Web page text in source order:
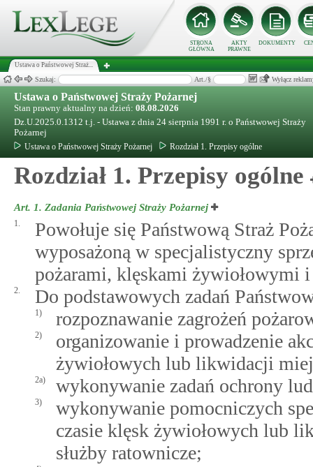
STRONA
GŁÓWNA
AKTY
PRAWNE
DOKUMENTY
Ustawa o Państwowej Straż...
Szukaj: Art./§ Wyłącz
Ustawa o Państwowej Straży Pożarnej
Stan prawny aktualny na dzień: 08.08.2026
Dz.U.2025.0.1312 t.j. - Ustawa z dnia 24 sierpnia 1991 r. o Państwowej Straży
Pożarnej
Ustawa o Państwowej Straży Pożarnej
Rozdział 1. Przepisy ogólne
Rozdział 1. Przepisy ogólne
Art. 1. Zadania Państwowej Straży Pożarnej
1.
Powołuje się Państwową Straż
wyposażoną w specjalistyczny
pożarami, klęskami żywiołowymi
2. Do podstawowych zadań
1) rozpoznawanie zagrożeń
2)
organizowanie i prowadzenie
żywiołowych lub likwidacji
2a) wykonywanie zadań ochrony
3)
wykonywanie pomocniczych
czasie klęsk żywiołowych lub
służby ratownicze;